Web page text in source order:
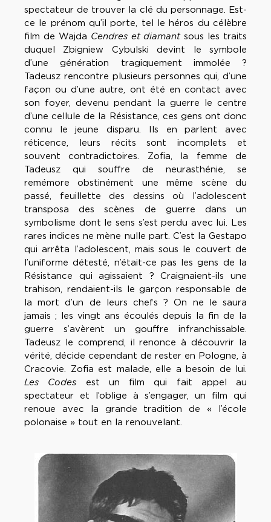
spectateur de trouver la clé du personnage. Est-
ce le prénom qu’il porte, tel le héros du célèbre
film de Wajda Cendres et diamantsous les traits
duquel Zbigniew Cybulski devint le symbole
d’une génération tragiquement immolée ?
Tadeusz rencontre plusieurs personnes qui, d’une
façon ou d’une autre, ont été en contact avec
son foyer, devenu pendant la guerre le centre
d’une cellule de la Résistance, ces gens ont donc
connu le jeune disparu. Ils en parlent avec
réticence, leurs récits sont incomplets et
souvent contradictoires. Zofia, la femme de
Tadeusz qui souffre de neurasthénie, se
remémore obstinément une même scène du
passé, feuillette des dessins où l’adolescent
transposa des scènes de guerre dans un
symbolisme dont le sens s’est perdu avec lui. Les
rares indices ne mène nulle part. C’est la Gestapo
qui arrêta l’adolescent, mais sous le couvert de
l’uniforme détesté, n’était-ce pas les gens de la
Résistance qui agissaient ? Craignaient-ils une
trahison, rendaient-ils le garçon responsable de
la mort d’un de leurs chefs ? On ne le saura
jamais ; les vingt ans écoulés depuis la fin de la
guerre s’avèrent un gouffre infranchissable.
Tadeusz le comprend, il renonce à découvrir la
vérité, décide cependant de rester en Pologne, à
Cracovie. Zofia est malade, elle a besoin de lui.
Les Codes est un film qui fait appel au
spectateur et l’oblige à s’engager, un film qui
renoue avec la grande tradition de « l’école
polonaise » tout en la renouvelant.